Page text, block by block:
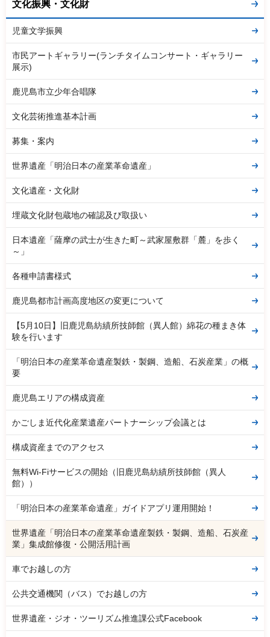
文化振興・文化財
児童文学振興
市民アートギャラリー(ランチタイムコンサート・ギャラリー
展示)
鹿児島市立少年合唱隊
文化芸術推進基本計画
募集・案内
世界遺産「明治日本の産業革命遺産」
文化遺産・文化財
埋蔵文化財包蔵地の確認及び取扱い
日本遺産「薩摩の武士が生きた町～武家屋敷群「麓」を歩く
～」
各種申請書様式
鹿児島都市計画高度地区の変更について
【5月10日】旧鹿児島紡績所技師館（異人館）綿花の種まき体
験を行います
「明治日本の産業革命遺産製鉄・製鋼、造船、石炭産業」の概
要
鹿児島エリアの構成資産
かごしま近代化産業遺産パートナーシップ会議とは
構成資産までのアクセス
無料Wi-Fiサービスの開始（旧鹿児島紡績所技師館（異人
館））
「明治日本の産業革命遺産」ガイドアプリ運用開始！
世界遺産「明治日本の産業革命遺産製鉄・製鋼、造船、石炭産
業」集成館修復・公開活用計画
車でお越しの方
公共交通機関（バス）でお越しの方
世界遺産・ジオ・ツーリズム推進課公式Facebook